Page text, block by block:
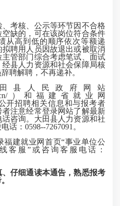
考核、公示等环节因不合格
缺的，可在该岗位符合条件
从高到低的顺序依次等额递
聘用人员因故退出或被取消
管部门综合考虑笔试、面试
县人力资源和社会保障局核
聘解聘，不再递补。
人民政府网站
）和福建省就业网
开招聘相关信息和与报考者
注意经常登录网站了解最新
咨询。大田县人力资源和社
话：0598--7267091。
建就业网首页“事业单位公
客服”或咨询客服电话：
、仔细通读本通告，熟悉报考